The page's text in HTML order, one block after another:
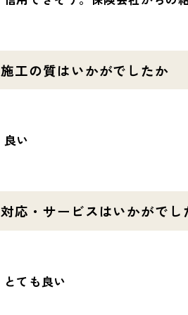
施工の質はいかがでしたか
良い
対応・サービスはいかがでし
とても良い